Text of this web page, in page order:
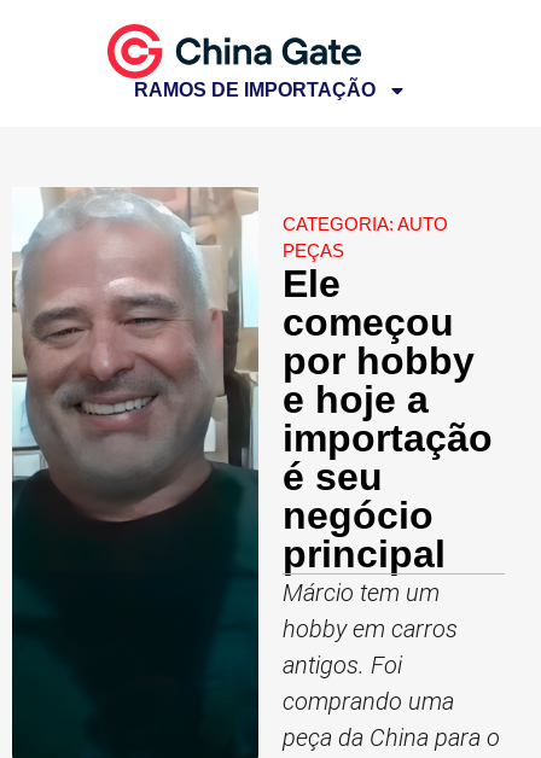
RAMOS DE IMPORTAÇÃO
CATEGORIA: AUTO
PEÇAS
Ele
começou
por hobby
e hoje a
importação
é seu
negócio
principal
Márcio tem um
hobby em carros
antigos. Foi
comprando uma
peça da China para o